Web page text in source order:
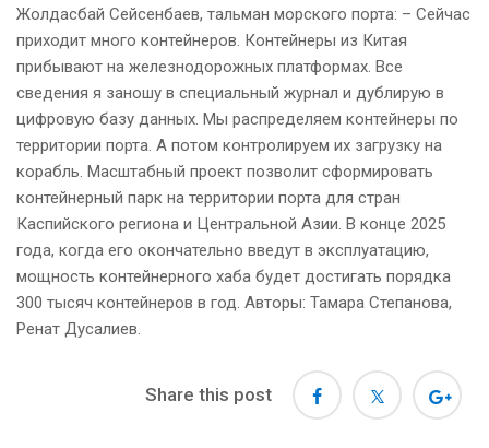
Жолдасбай Сейсенбаев, тальман морского порта: – Сейчас
приходит много контейнеров. Контейнеры из Китая
прибывают на железнодорожных платформах. Все
сведения я заношу в специальный журнал и дублирую в
цифровую базу данных. Мы распределяем контейнеры по
территории порта. А потом контролируем их загрузку на
корабль. Масштабный проект позволит сформировать
контейнерный парк на территории порта для стран
Каспийского региона и Центральной Азии. В конце 2025
года, когда его окончательно введут в эксплуатацию,
мощность контейнерного хаба будет достигать порядка
300 тысяч контейнеров в год. Авторы: Тамара Степанова,
Ренат Дусалиев.
Share this post